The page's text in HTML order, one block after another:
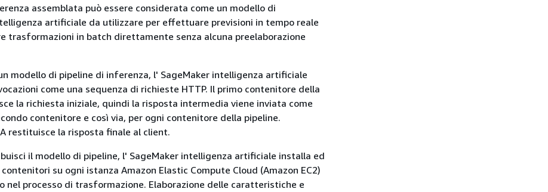
assemblata può essere considerata come un modello di
artificiale da utilizzare per effettuare previsioni in tempo reale
trasformazioni in batch direttamente senza alcuna preelaborazione
modello di pipeline di inferenza, l' SageMaker intelligenza artificiale
come una sequenza di richieste HTTP. Il primo contenitore della
la richiesta iniziale, quindi la risposta intermedia viene inviata come
contenitore e così via, per ogni contenitore della pipeline.
restituisce la risposta finale al client.
il modello di pipeline, l' SageMaker intelligenza artificiale installa ed
su ogni istanza Amazon Elastic Compute Cloud (Amazon EC2)
nel processo di trasformazione. Elaborazione delle caratteristiche e